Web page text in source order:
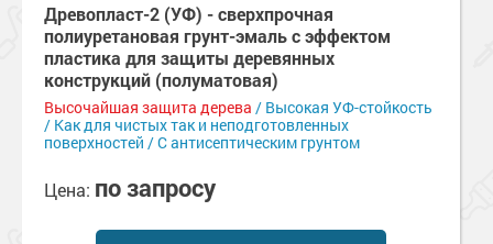
Древопласт-2 (УФ) - сверхпрочная
полиуретановая грунт-эмаль с эффектом
пластика для защиты деревянных
конструкций (полуматовая)
Высочайшая защита дерева / Высокая УФ-стойкость
/ Как для чистых так и неподготовленных
поверхностей / С антисептическим грунтом
Цена: по запросу